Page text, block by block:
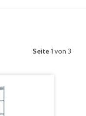
Seite 1 von 3